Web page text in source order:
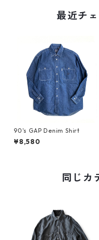
最近チ
90's GAP Denim Shirt
¥8,580
同じカ